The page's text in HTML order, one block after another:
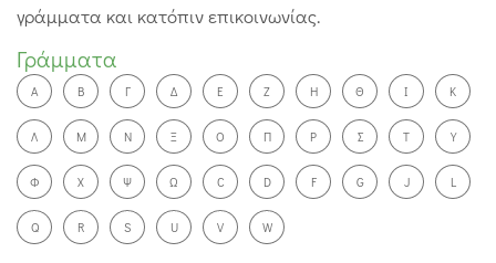
γράμματα και κατόπιν επικοινωνίας.
Γράμματα
A Β Γ Δ Ε Ζ Η Θ Ι Κ
Λ Μ Ν Ξ Ο Π Ρ Σ Τ Υ
Φ Χ Ψ Ω C D F G J L
Q R S U V W